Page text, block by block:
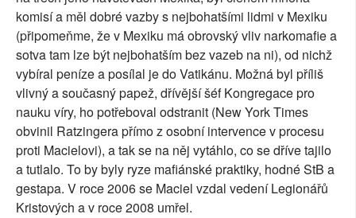
komisí a měl dobré vazby s nejbohatšími lidmi v Mexiku
(připomeňme, že v Mexiku má obrovský vliv narkomafie a
sotva tam lze být nejbohatším bez vazeb na ni), od nichž
vybíral peníze a posílal je do Vatikánu. Možná byl příliš
vlivný a současný papež, dřívější šéf Kongregace pro
nauku víry, ho potřeboval odstranit (New York Times
obvinil Ratzingera přímo z osobní intervence v procesu
proti Macielovi), a tak se na něj vytáhlo, co se dříve tajilo
a tutlalo. To by byly ryze mafiánské praktiky, hodné StB a
gestapa. V roce 2006 se Maciel vzdal vedení Legionářů
Kristových a v roce 2008 umřel.